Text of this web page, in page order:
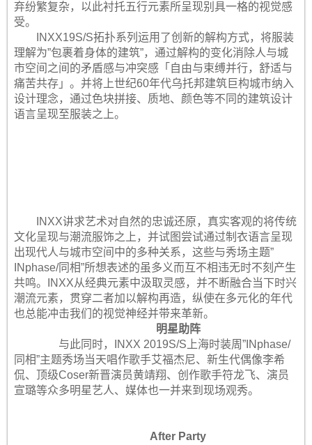
弃纷繁复杂，以此衬托五行元素所呈现别具一格的视觉感
受。
INXX19S/S拓扑系列运用了创新的解构方式，将服装
理解为”包裹着身体的建筑”，通过解构的变化消除人与城
市空间之间的矛盾感与冲突感「自由与束缚并行，舒适与
痛苦共存」。并将上世纪60年代乌托邦建筑巨构城市纳入
设计理念，通过色块拼接、质地、颜色等不同的建筑设计
语言呈现至服装之上。
INXX讲求艺术对自然的忠诚还原，真实客观的将传统
文化呈现与潮流服饰之上，并试图尝试通过制衣语言呈现
出现代人与城市空间中的多种关系，这些与秀场主题”
INphase/同相”所想表述的虽多义而互不相违无时不刻产生
共鸣。INXX从经典元素中汲取灵感，并不断融合当下时兴
潮流元素，贯穿二者加以解构再造，纵使在多元化的年代
也总能冲击我们的视觉神经并带来革新。
明星助阵
与此同时，INXX 2019S/S上海时装周”INphase/
同相”主题秀场当天唱作歌手艾福杰尼、新生代偶像李希
侃、顶级Coser新晋演员黄靖翔、创作歌手符龙飞、演员
宣璐等众多明星艺人、媒体也一并来到现场观秀。
After Party